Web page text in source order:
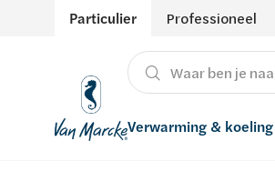
Particulier Professioneel
Verwarming & koeling